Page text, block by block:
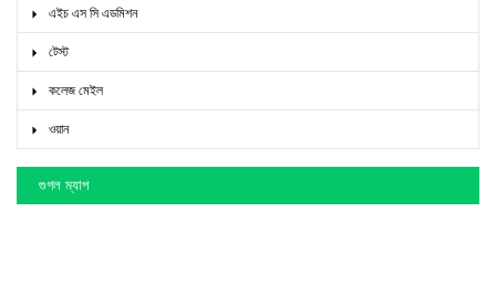
এইচ এস সি এডমিশন
টেস্ট
কলেজ মেইল
ওয়ান
গুগল ম্যাপ